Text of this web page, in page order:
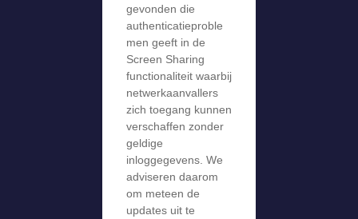
gevonden die
authenticatieproble
men geeft in de
Screen Sharing
functionaliteit waarbij
netwerkaanvallers
zich toegang kunnen
verschaffen zonder
geldige
inloggegevens. We
adviseren daarom
om meteen de
updates uit te